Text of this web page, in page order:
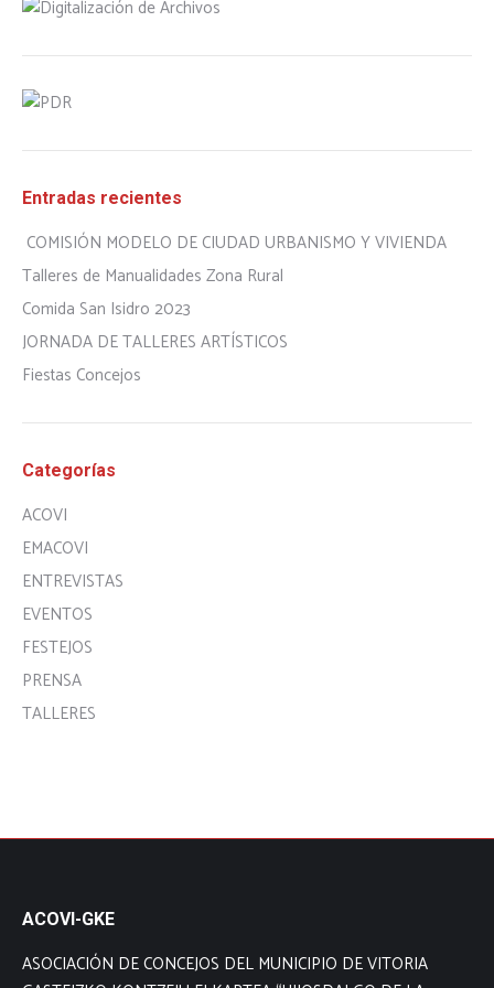
Entradas recientes
COMISIÓN MODELO DE CIUDAD URBANISMO Y VIVIENDA
Talleres de Manualidades Zona Rural
Comida San Isidro 2023
JORNADA DE TALLERES ARTÍSTICOS
Fiestas Concejos
Categorías
ACOVI
EMACOVI
ENTREVISTAS
EVENTOS
FESTEJOS
PRENSA
TALLERES
ACOVI-GKE
ASOCIACIÓN DE CONCEJOS DEL MUNICIPIO DE VITORIA